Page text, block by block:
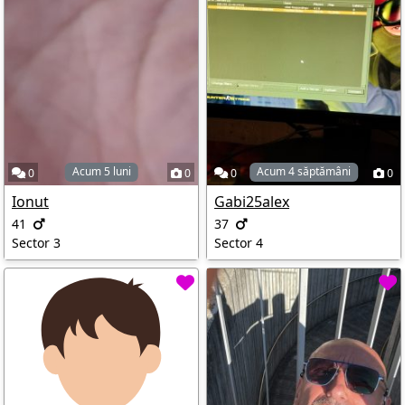
0 Acum 5 luni 0
Ionut
41
Sector 3
0 Acum 4 săptămâni 0
Gabi25alex
37
Sector 4